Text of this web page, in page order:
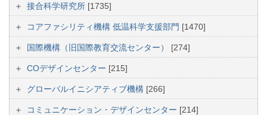
接合科学研究所 [1735]
コアファシリティ機構 低温科学支援部門 [1470]
国際機構（旧国際教育交流センター） [274]
COデザインセンター [215]
グローバルイニシアティブ機構 [266]
コミュニケーション・デザインセンター [214]